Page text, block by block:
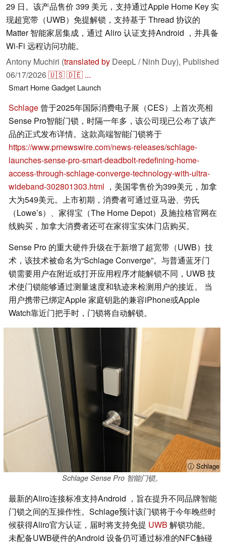
29 日。该产品售价 399 美元，支持通过Apple Home Key 实
现超宽带（UWB）免提解锁，支持基于 Thread 协议的
Matter 智能家居集成，通过 Aliro 认证支持Android ，并具备
Wi-Fi 远程访问功能。
Antony Muchiri (translated by DeepL / Ninh Duy), Published
06/17/2026🇺🇸🇩🇪 ...
Smart HomeGadget Launch
Schlage 曾于2025年国际消费电子展（CES）上首次亮相
Sense Pro智能门锁，时隔一年多，该公司现已公布了该产
品的正式发布详情。这款高端智能门锁将于
https://www.prnewswire.com/news-releases/schlage-
launches-sense-pro-smart-deadbolt-redefining-home-
access-through-schlage-converge-technology-with-ultra-
wideband-302801303.html ，美国零售价为399美元，加拿
大为549美元。上市初期，消费者可通过亚马逊、劳氏
（Lowe’s）、家得宝（The Home Depot）及施拉格官网在
线购买，加拿大消费者还可在家得宝实体门店购买。
Sense Pro 的重大硬件升级在于新增了超宽带（UWB）技
术，该技术被命名为“Schlage Converge”。与普通蓝牙门
锁需要用户在附近或打开应用程序才能解锁不同，UWB 技
术使门锁能够通过测量速度和轨迹来检测用户的接近。 当
用户携带已绑定Apple 家庭钥匙的兼容iPhone或Apple
Watch靠近门把手时，门锁将自动解锁。
ⓘ Schlage
Schlage Sense Pro 智能门锁。
最新的Aliro连接标准支持Android ，旨在提升不同品牌智能
门锁之间的互操作性。Schlage预计该门锁将于今年晚些时
候获得Aliro官方认证，届时将支持免提 UWB 解锁功能。
未配备UWB硬件的Android 设备仍可通过标准的NFC触碰